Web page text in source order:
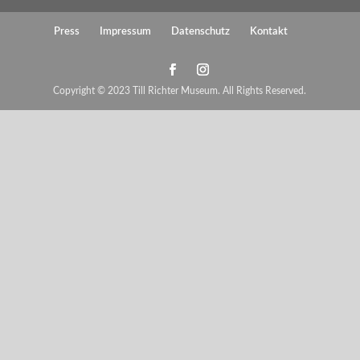
Press Impressum Datenschutz Kontakt
Copyright © 2023 Till Richter Museum. All Rights Reserved.